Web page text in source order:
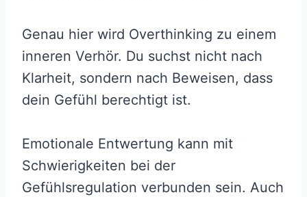
Genau hier wird Overthinking zu einem
inneren Verhör. Du suchst nicht nach
Klarheit, sondern nach Beweisen, dass
dein Gefühl berechtigt ist.
Emotionale Entwertung kann mit
Schwierigkeiten bei der
Gefühlsregulation verbunden sein. Auch